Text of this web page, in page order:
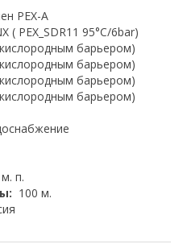
PEX-A
( PEX_SDR11 95°C/6bar)
барьером)
барьером)
барьером)
барьером)
п.
100 м.